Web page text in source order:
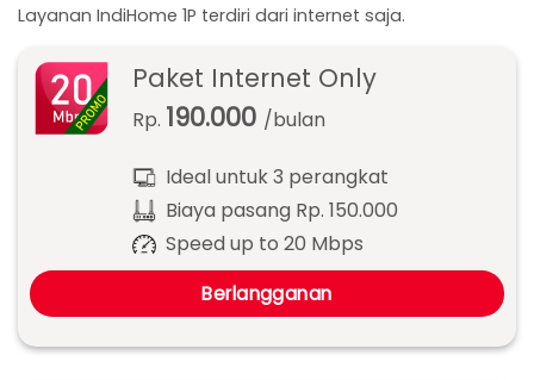
Layanan IndiHome 1P terdiri dari internet saja.
Paket Internet Only
Rp. 190.000 /bulan
Ideal untuk 3 perangkat
Biaya pasang Rp. 150.000
Speed up to 20 Mbps
Berlangganan